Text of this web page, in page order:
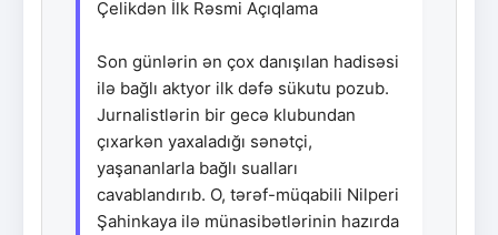
Çelikdən İlk Rəsmi Açıqlama
Son günlərin ən çox danışılan hadisəsi
ilə bağlı aktyor ilk dəfə sükutu pozub.
Jurnalistlərin bir gecə klubundan
çıxarkən yaxaladığı sənətçi,
yaşananlarla bağlı sualları
cavablandırıb. O, tərəf-müqabili Nilperi
Şahinkaya ilə münasibətlərinin hazırda